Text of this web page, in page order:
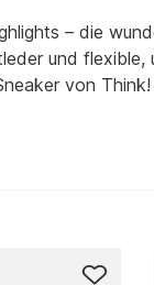
– die
und
von